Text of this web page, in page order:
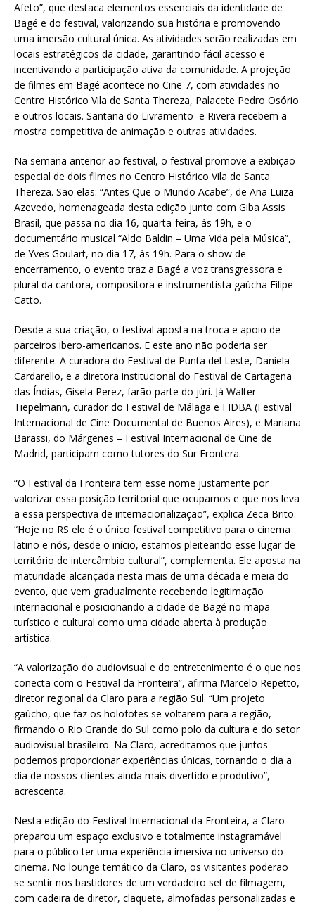
Afeto”, que destaca elementos essenciais da identidade de
Bagé e do festival, valorizando sua história e promovendo
uma imersão cultural única. As atividades serão realizadas em
locais estratégicos da cidade, garantindo fácil acesso e
incentivando a participação ativa da comunidade. A projeção
de filmes em Bagé acontece no Cine 7, com atividades no
Centro Histórico Vila de Santa Thereza, Palacete Pedro Osório
e outros locais. Santana do Livramento e Rivera recebem a
mostra competitiva de animação e outras atividades.
Na semana anterior ao festival, o festival promove a exibição
especial de dois filmes no Centro Histórico Vila de Santa
Thereza. São elas: “Antes Que o Mundo Acabe”, de Ana Luiza
Azevedo, homenageada desta edição junto com Giba Assis
Brasil, que passa no dia 16, quarta-feira, às 19h, e o
documentário musical “Aldo Baldin – Uma Vida pela Música”,
de Yves Goulart, no dia 17, às 19h. Para o show de
encerramento, o evento traz a Bagé a voz transgressora e
plural da cantora, compositora e instrumentista gaúcha Filipe
Catto.
Desde a sua criação, o festival aposta na troca e apoio de
parceiros ibero-americanos. E este ano não poderia ser
diferente. A curadora do Festival de Punta del Leste, Daniela
Cardarello, e a diretora institucional do Festival de Cartagena
das Índias, Gisela Perez, farão parte do júri. Já Walter
Tiepelmann, curador do Festival de Málaga e FIDBA (Festival
Internacional de Cine Documental de Buenos Aires), e Mariana
Barassi, do Márgenes – Festival Internacional de Cine de
Madrid, participam como tutores do Sur Frontera.
“O Festival da Fronteira tem esse nome justamente por
valorizar essa posição territorial que ocupamos e que nos leva
a essa perspectiva de internacionalização”, explica Zeca Brito.
“Hoje no RS ele é o único festival competitivo para o cinema
latino e nós, desde o início, estamos pleiteando esse lugar de
território de intercâmbio cultural”, complementa. Ele aposta na
maturidade alcançada nesta mais de uma década e meia do
evento, que vem gradualmente recebendo legitimação
internacional e posicionando a cidade de Bagé no mapa
turístico e cultural como uma cidade aberta à produção
artística.
“A valorização do audiovisual e do entretenimento é o que nos
conecta com o Festival da Fronteira”, afirma Marcelo Repetto,
diretor regional da Claro para a região Sul. “Um projeto
gaúcho, que faz os holofotes se voltarem para a região,
firmando o Rio Grande do Sul como polo da cultura e do setor
audiovisual brasileiro. Na Claro, acreditamos que juntos
podemos proporcionar experiências únicas, tornando o dia a
dia de nossos clientes ainda mais divertido e produtivo”,
acrescenta.
Nesta edição do Festival Internacional da Fronteira, a Claro
preparou um espaço exclusivo e totalmente instagramável
para o público ter uma experiência imersiva no universo do
cinema. No lounge temático da Claro, os visitantes poderão
se sentir nos bastidores de um verdadeiro set de filmagem,
com cadeira de diretor, claquete, almofadas personalizadas e